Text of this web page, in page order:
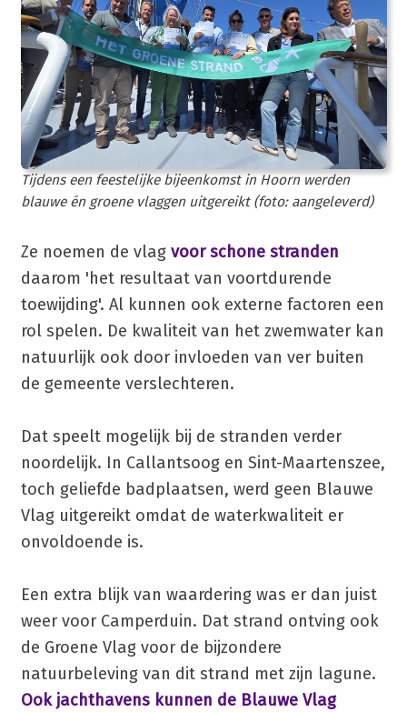
Tijdens een feestelijke bijeenkomst in Hoorn werden
blauwe én groene vlaggen uitgereikt (foto: aangeleverd)
Ze noemen de vlag voor schone stranden
daarom 'het resultaat van voortdurende
toewijding'. Al kunnen ook externe factoren een
rol spelen. De kwaliteit van het zwemwater kan
natuurlijk ook door invloeden van ver buiten
de gemeente verslechteren.
Dat speelt mogelijk bij de stranden verder
noordelijk. In Callantsoog en Sint-Maartenszee,
toch geliefde badplaatsen, werd geen Blauwe
Vlag uitgereikt omdat de waterkwaliteit er
onvoldoende is.
Een extra blijk van waardering was er dan juist
weer voor Camperduin. Dat strand ontving ook
de Groene Vlag voor de bijzondere
natuurbeleving van dit strand met zijn lagune.
Ook jachthavens kunnen de Blauwe Vlag